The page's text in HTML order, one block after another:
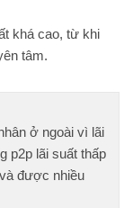
khá cao, từ khi
tâm.
ở ngoài vì lãi
p2p lãi suất thấp
được nhiều